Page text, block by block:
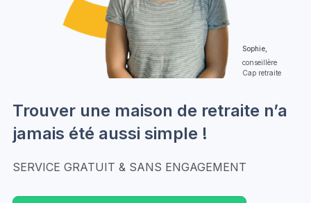
Sophie,
conseillère
Cap retraite
Trouver une maison de retraite n’a
jamais été aussi simple !
SERVICE GRATUIT & SANS ENGAGEMENT